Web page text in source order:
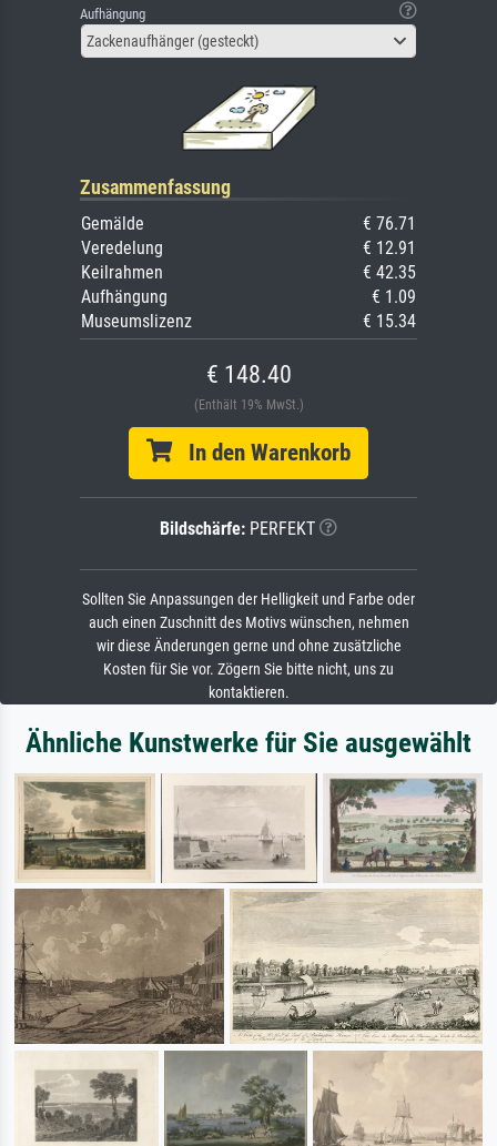
Aufhängung
Zackenaufhänger (gesteckt)
Zusammenfassung
Gemälde
€ 76.71
Veredelung
€ 12.91
Keilrahmen
€ 42.35
Aufhängung
€ 1.09
Museumslizenz
€ 15.34
€ 148.40
(Enthält 19% MwSt.)
In den Warenkorb
Bildschärfe: PERFEKT
Sollten Sie Anpassungen der Helligkeit und Farbe oder
auch einen Zuschnitt des Motivs wünschen, nehmen
wir diese Änderungen gerne und ohne zusätzliche
Kosten für Sie vor. Zögern Sie bitte nicht, uns zu
kontaktieren.
Ähnliche Kunstwerke für Sie ausgewählt